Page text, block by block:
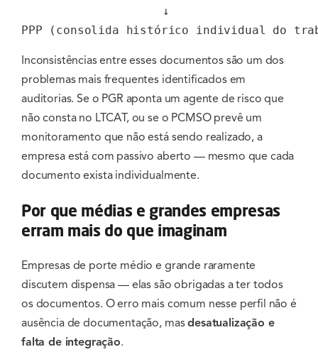
  ↓
PPP (consolida histórico individual do
Inconsistências entre esses documentos são um dos
problemas mais frequentes identificados em
auditorias. Se o PGR aponta um agente de risco que
não consta no LTCAT, ou se o PCMSO prevê um
monitoramento que não está sendo realizado, a
empresa está com passivo aberto — mesmo que cada
documento exista individualmente.
Por que médias e grandes empresas
erram mais do que imaginam
Empresas de porte médio e grande raramente
discutem dispensa — elas são obrigadas a ter todos
os documentos. O erro mais comum nesse perfil não é
ausência de documentação, masdesatualização e
falta de integração.